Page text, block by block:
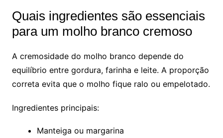
Quais ingredientes são essenciais
para um molho branco cremoso
A cremosidade do molho branco depende do
equilíbrio entre gordura, farinha e leite. A proporção
correta evita que o molho fique ralo ou empelotado.
Ingredientes principais:
Manteiga ou margarina